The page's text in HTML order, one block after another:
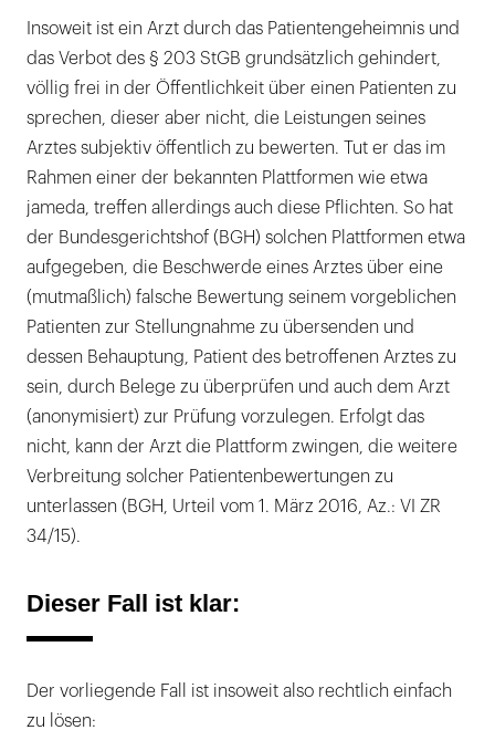
Insoweit ist ein Arzt durch das Patientengeheimnis und
das Verbot des § 203 StGB grundsätzlich gehindert,
völlig frei in der Öffentlichkeit über einen Patienten zu
sprechen, dieser aber nicht, die Leistungen seines
Arztes subjektiv öffentlich zu bewerten. Tut er das im
Rahmen einer der bekannten Plattformen wie etwa
jameda, treffen allerdings auch diese Pflichten. So hat
der Bundesgerichtshof (BGH) solchen Plattformen etwa
aufgegeben, die Beschwerde eines Arztes über eine
(mutmaßlich) falsche Bewertung seinem vorgeblichen
Patienten zur Stellungnahme zu übersenden und
dessen Behauptung, Patient des betroffenen Arztes zu
sein, durch Belege zu überprüfen und auch dem Arzt
(anonymisiert) zur Prüfung vorzulegen. Erfolgt das
nicht, kann der Arzt die Plattform zwingen, die weitere
Verbreitung solcher Patientenbewertungen zu
unterlassen (BGH, Urteil vom 1. März 2016, Az.: VI ZR
34/15).
Dieser Fall ist klar:
Der vorliegende Fall ist insoweit also rechtlich einfach
zu lösen: